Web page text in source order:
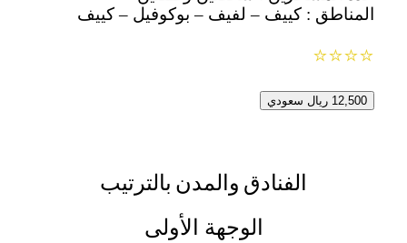
المناطق : كييف – لفيف – بوكوفيل – كييف
⭐⭐⭐⭐
12,500 ريال سعودي
الفنادق والمدن بالترتيب
الوجهة الأولى